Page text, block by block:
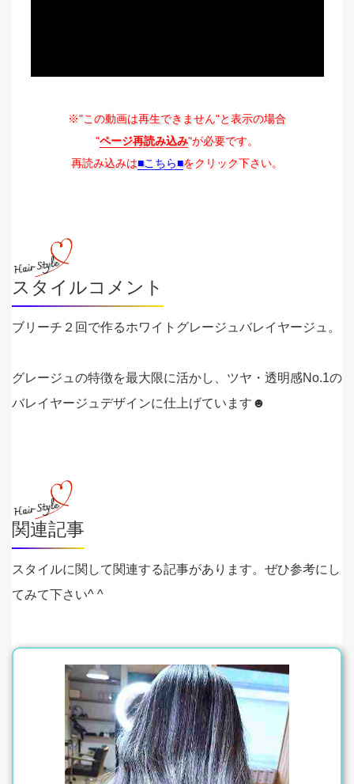
※"この動画は再生できません"と表示の場合
"ページ再読み込み"が必要です。
再読み込みは■こちら■をクリック下さい。
スタイルコメント
ブリーチ２回で作るホワイトグレージュバレイヤージュ。
グレージュの特徴を最大限に活かし、ツヤ・透明感No.1の
バレイヤージュデザインに仕上げています☻
関連記事
スタイルに関して関連する記事があります。ぜひ参考にし
てみて下さい^ ^